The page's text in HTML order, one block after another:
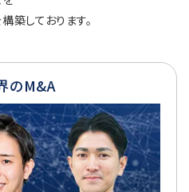
築しております。
のM&A